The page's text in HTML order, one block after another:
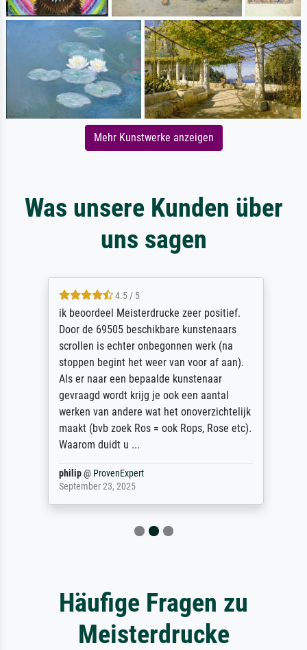
Mehr Kunstwerke anzeigen
Was unsere Kunden über
uns sagen
4.5 / 5
ik beoordeel Meisterdrucke zeer positief.
Door de 69505 beschikbare kunstenaars
scrollen is echter onbegonnen werk (na
stoppen begint het weer van voor af aan).
Als er naar een bepaalde kunstenaar
gevraagd wordt krijg je ook een aantal
werken van andere wat het onoverzichtelijk
maakt (bvb zoek Ros = ook Rops, Rose etc).
Waarom duidt u ...
philip@ ProvenExpert
September 23, 2025
Häufige Fragen zu
Meisterdrucke